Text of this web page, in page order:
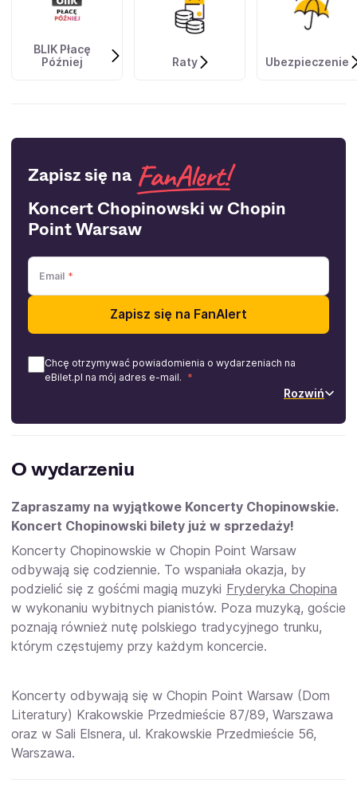
BLIK Płacę
Później
Raty Ubezpieczenie
Zapisz się na
Koncert Chopinowski w Chopin
Point Warsaw
Email
Zapisz się na FanAlert
Chcę otrzymywać powiadomienia o wydarzeniach na
eBilet.pl na mój adres e-mail.
Rozwiń
O wydarzeniu
Zapraszamy na wyjątkowe Koncerty Chopinowskie.
Koncert Chopinowski bilety już w sprzedaży!
Koncerty Chopinowskie w Chopin Point Warsaw
odbywają się codziennie. To wspaniała okazja, by
podzielić się z gośćmi magią muzyki Fryderyka Chopina
w wykonaniu wybitnych pianistów. Poza muzyką, goście
poznają również nutę polskiego tradycyjnego trunku,
którym częstujemy przy każdym koncercie.
Koncerty odbywają się w Chopin Point Warsaw (Dom
Literatury) Krakowskie Przedmieście 87/89, Warszawa
oraz w Sali Elsnera, ul. Krakowskie Przedmieście 56,
Warszawa.